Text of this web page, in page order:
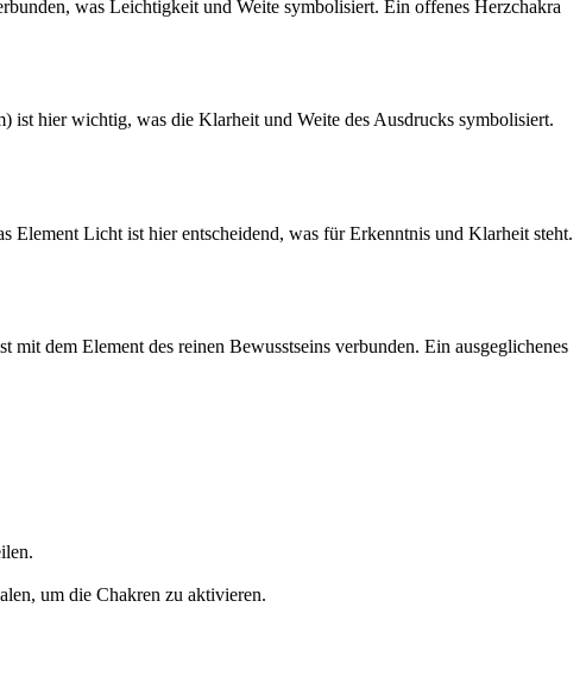
was Leichtigkeit und Weite symbolisiert. Ein offenes Herzchakra
ist hier wichtig, was die Klarheit und Weite des Ausdrucks symbolisiert.
Element Licht ist hier entscheidend, was für Erkenntnis und Klarheit steht.
dem Element des reinen Bewusstseins verbunden. Ein ausgeglichenes
um die Chakren zu aktivieren.